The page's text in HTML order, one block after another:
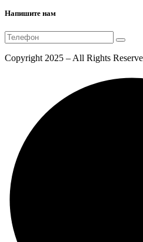
Напишите нам
Copyright 2025 – All Rights